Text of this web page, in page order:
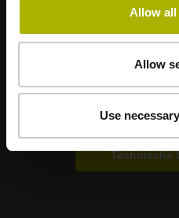
Allow all
Allow
Use TNC
Technische